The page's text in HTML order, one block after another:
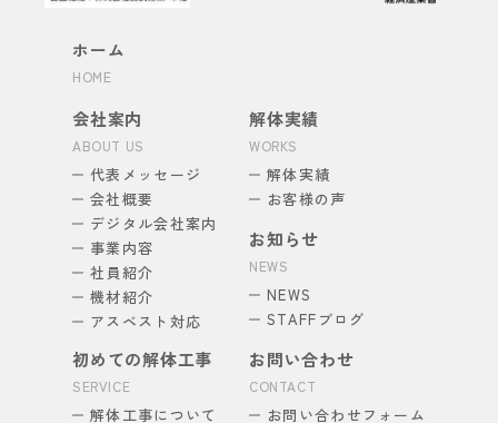
ホーム
HOME
会社案内
ABOUT US
代表メッセージ
会社概要
デジタル会社案内
事業内容
社員紹介
機材紹介
アスベスト対応
初めての解体工事
SERVICE
解体工事について
解体実績
WORKS
解体実績
お客様の声
お知らせ
NEWS
NEWS
STAFFブログ
お問い合わせ
CONTACT
お問い合わせフォーム